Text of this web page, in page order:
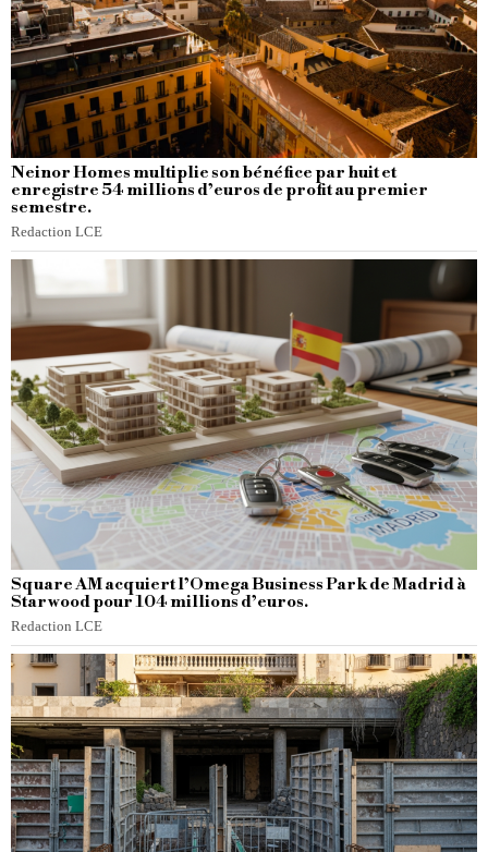
Neinor Homes multiplie son bénéfice par huit et
enregistre 54 millions d’euros de profit au premier
semestre.
Redaction LCE
Square AM acquiert l’Omega Business Park de Madrid à
Starwood pour 104 millions d’euros.
Redaction LCE